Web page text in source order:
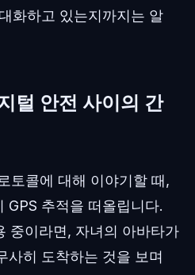
화하고 있는지까지는 알
털 안전 사이의 간
토콜에 대해 이야기할 때,
GPS 추적을 떠올립니다.
중이라면, 자녀의 아바타가
사히 도착하는 것을 보며